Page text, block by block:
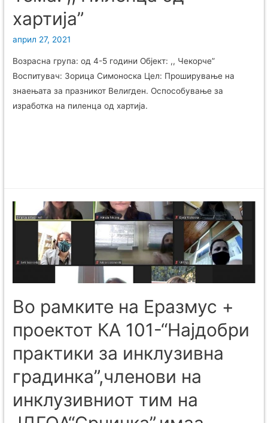
хартија”
април 27, 2021
Возрасна група: од 4-5 години Објект: ,, Чекорче”
Воспитувач: Зорица Симоноска Цел: Проширување на
знаењата за празникот Велигден. Oспособување за
изработка на пиленца од хартија.
Во рамките на Еразмус +
проектот КА 101-“Најдобри
практики за инклузивна
градинка”,членови на
инклузивниот тим на